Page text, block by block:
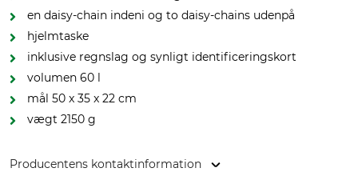
en daisy-chain indeni og to daisy-chains udenpå
hjelmtaske
inklusive regnslag og synligt identificeringskort
volumen 60 l
mål 50 x 35 x 22 cm
vægt 2150 g
Producentens kontaktinformation